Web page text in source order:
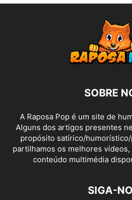
SOBRE
A Raposa Pop é um site de
Alguns dos artigos presentes
propósito satírico/
partilhamos os melhores
conteúdo multimédia
SIGA-